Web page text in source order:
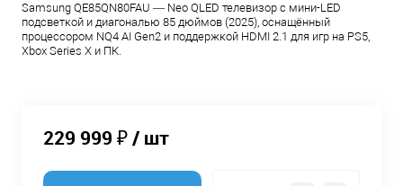
Samsung QE85QN80FAU — Neo QLED телевизор с мини-LED
подсветкой и диагональю 85 дюймов (2025), оснащённый
процессором NQ4 AI Gen2 и поддержкой HDMI 2.1 для игр на PS5,
Xbox Series X и ПК.
229 999 ₽/ шт